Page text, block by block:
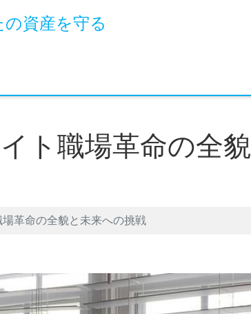
資産を守る
ト職場革命の全貌
革命の全貌と未来への挑戦